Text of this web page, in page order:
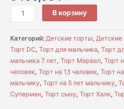
основе
опроса
пользователя
В корзину
Категорий: Детские торты,
Торт DC, Торт для мальчика, Торт
мальчика 7 лет, Торт Марвел, Торт
человек, Торт на 13 человек, Торт
мальчику, Торт на 5 лет мальчику,
Супермен, Торт сыну, Торт Халк,